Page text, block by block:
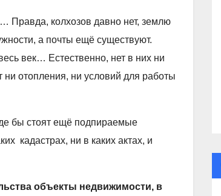
Правда, колхозов давно нет, землю
а почты ещё существуют.
век… Естественно, нет в них ни
отопления, ни условий для работы
бы стоят ещё подпираемые
кадастрах, ни в каких актах, и
объекты недвижимости, в